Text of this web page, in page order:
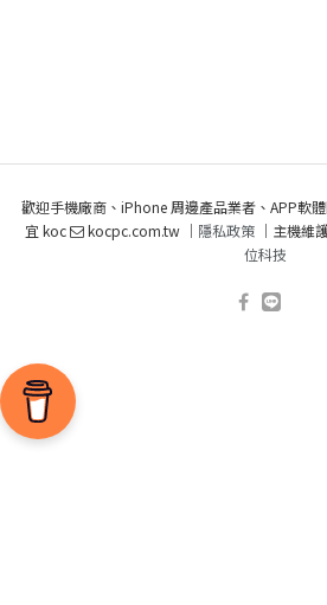
歡迎手機廠商、iPhone 周邊產品業者、APP軟
宜 koc
kocpc.com.tw ｜ 隱私政策｜主機維護
位科技